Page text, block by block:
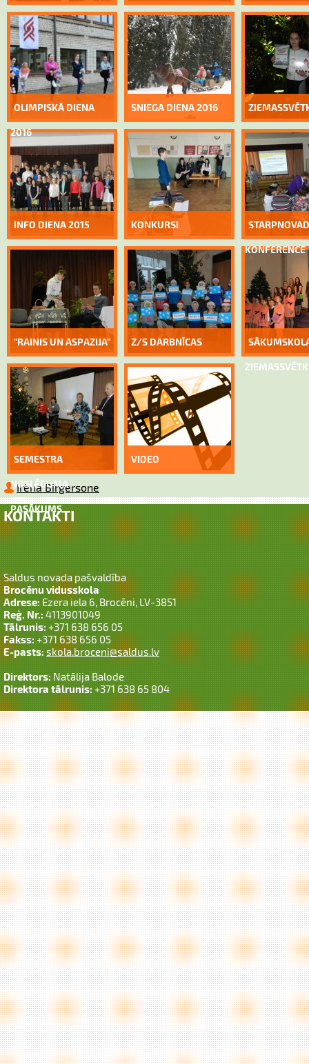
OLIMPISKĀ DIENA
2016
SNIEGA DIENA 2016
INFO DIENA 2015 KONKURSI
KONFERENCE
"RAINIS UN ASPAZIJA" Z/S DARBNĪCAS
SEMESTRA
NOSLĒGUMA
PASĀKUMS
VIDEO
Irēna Birgersone
KONTAKTI
Saldus novada pašvaldība
Brocēnu vidusskola
Adrese:Ezera iela 6, Brocēni, LV-3851
Reģ. Nr.:4113901049
Tālrunis:+371 638 656 05
Fakss:+371 638 656 05
E-pasts:skola.broceni@saldus.lv
Direktors:Natālija Balode
Direktora tālrunis:+371 638 65 804